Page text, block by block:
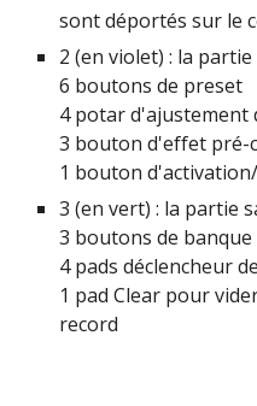
sont déportés sur le
2 (en violet) : la
6 boutons de preset
4 potar d'ajustement
3 bouton d'effet pré-
1 bouton
3 (en vert) : la partie
3 boutons de banque
4 pads déclencheur
1 pad Clear pour
record